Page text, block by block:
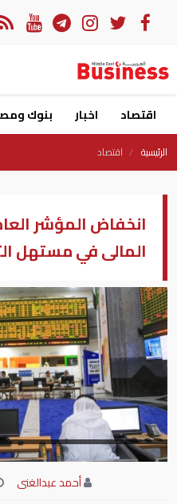
اقتصاد اخبار بنوك
الرئيسية اقتصاد
انخفاض المؤشر
المالى في مستهل
أحمد عبدالغنى